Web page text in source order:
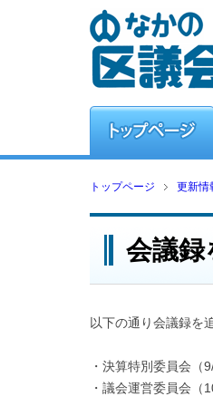
トップページ 更新情
会議録
以下の通り会議録を
・決算特別委員会（9/
・議会運営委員会（